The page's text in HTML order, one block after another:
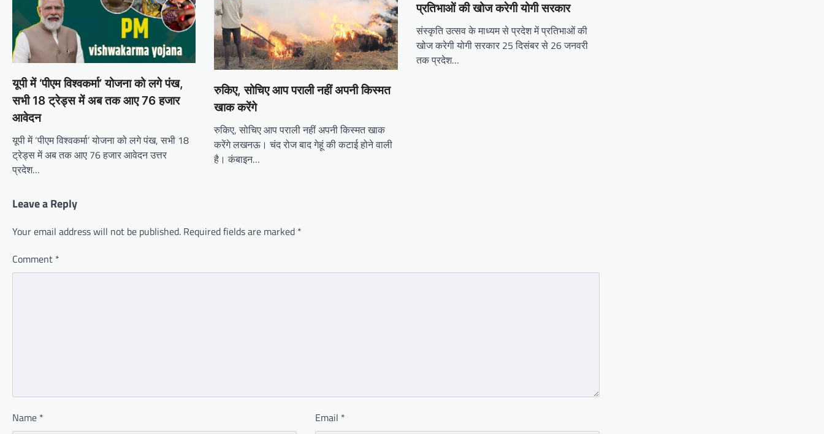
यूपी में ‘पीएम विश्वकर्मा’ योजना को लगे पंख,
सभी 18 ट्रेड्स में अब तक आए 76 हजार
आवेदन
यूपी में ‘पीएम विश्वकर्मा’ योजना को लगे पंख, सभी 18
ट्रेड्स में अब तक आए 76 हजार आवेदन उत्तर
प्रदेश…
रुकिए, सोचिए आप पराली नहीं अपनी किस्मत
खाक करेंगे
रुकिए, सोचिए आप पराली नहीं अपनी किस्मत खाक
करेंगे लखनऊ। चंद रोज बाद गेहूं की कटाई होने वाली
है। कंबाइन…
प्रतिभाओं की खोज करेगी योगी सरकार
संस्कृति उत्सव के माध्यम से प्रदेश में प्रतिभाओं की
खोज करेगी योगी सरकार 25 दिसंबर से 26 जनवरी
तक प्रदेश…
Leave a Reply
Your email address will not be published. Required fields are marked *
Comment *
Name * Email *